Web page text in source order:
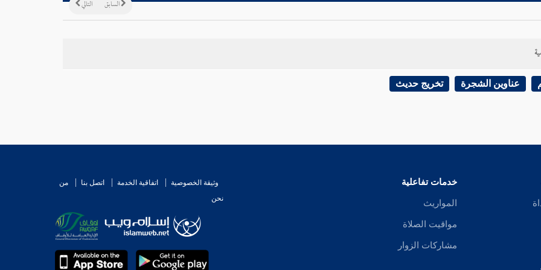
التالي السابق
عناوين الشجرة تخريج حديث
خدمات تفاعلية
المواريث
مواقيت الصلاة
مشاركات الزوار
وثيقة الخصوصية اتفاقية الخدمة اتصل بنا
من
نحن